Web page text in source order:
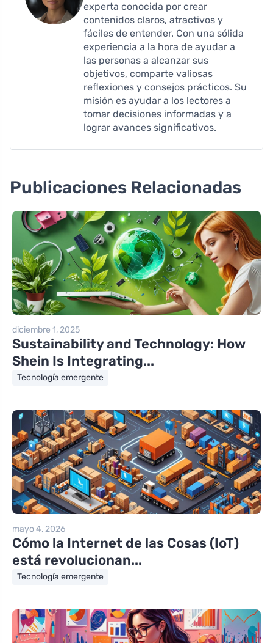
experta conocida por crear
contenidos claros, atractivos y
fáciles de entender. Con una sólida
experiencia a la hora de ayudar a
las personas a alcanzar sus
objetivos, comparte valiosas
reflexiones y consejos prácticos. Su
misión es ayudar a los lectores a
tomar decisiones informadas y a
lograr avances significativos.
Publicaciones Relacionadas
diciembre 1, 2025
Sustainability and Technology: How
Shein Is Integrating...
Tecnología emergente
mayo 4, 2026
Cómo la Internet de las Cosas (IoT)
está revolucionan...
Tecnología emergente